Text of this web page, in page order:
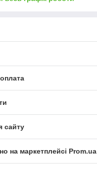
сайту
на маркетплейсі Prom.ua